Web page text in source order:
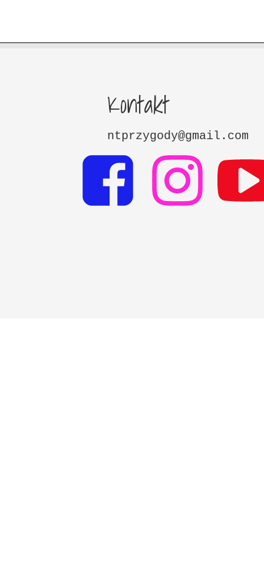
ntprzygody@gmail.com
Kontakt